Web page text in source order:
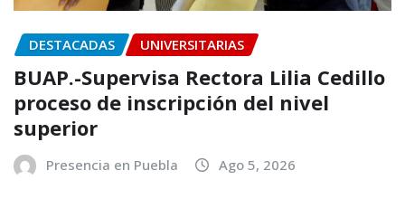
DESTACADAS UNIVERSITARIAS
BUAP.-Supervisa Rectora Lilia Cedillo
proceso de inscripción del nivel
superior
Presencia en Puebla Ago 5, 2026